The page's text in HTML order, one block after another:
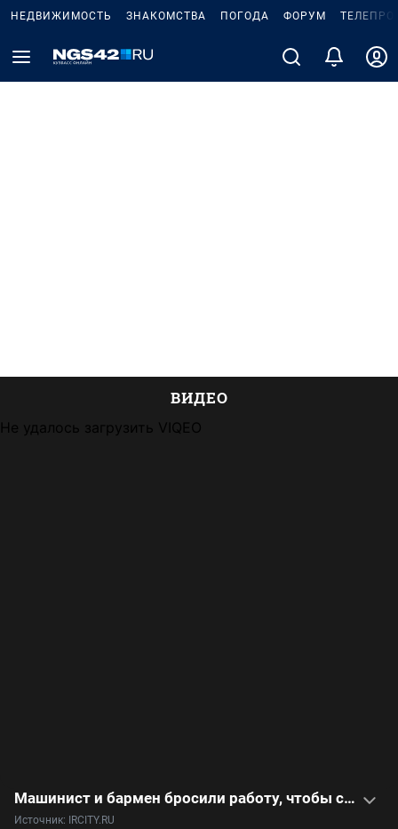
НЕДВИЖИМОСТЬ ЗНАКОМСТВА ПОГОДА ФОРУМ
ВИДЕО
Не удалось загрузить VIQEO
Машинист и бармен бросили работу, чтобы создавать украшения из клыков и когтей — видео
Источник: IRCITY.RU